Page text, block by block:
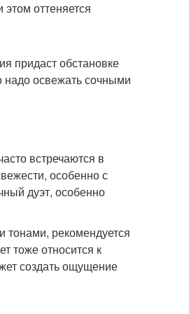
оттеняется
придаст обстановке
надо освежать сочными
встречаются в
особенно с
дуэт, особенно
тонами, рекомендуется
тоже относится к
создать ощущение